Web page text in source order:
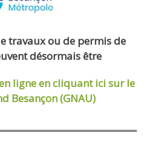
travaux ou de permis de
désormais être
ligneen cliquant ici sur le
Besançon (GNAU)